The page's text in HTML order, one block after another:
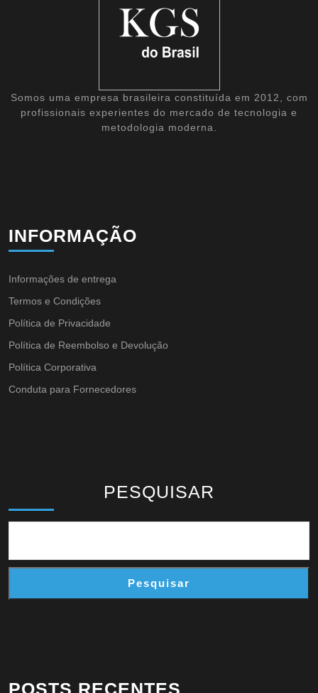
Somos uma empresa brasileira constituída em 2012, com
profissionais experientes do mercado de tecnologia e
metodologia moderna.
INFORMAÇÃO
Informações de entrega
Termos e Condições
Política de Privacidade
Política de Reembolso e Devolução
Política Corporativa
Conduta para Fornecedores
PESQUISAR
Pesquisar
POSTS RECENTES